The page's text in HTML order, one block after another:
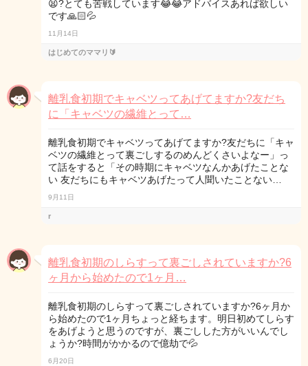
😫?とても苦戦しています😂😂アドバイスあれば欲しい
です🙏🏻💦
11月14日
はじめてのママリ🔰
離乳食初期でキャベツってあげてますか?友だち
に「キャベツの繊維とって…
離乳食初期でキャベツってあげてますか?友だちに「キャ
ベツの繊維とって裏ごしするのめんどくさいよなー」っ
て話をすると「その時期にキャベツなんかあげたことな
い 友だちにもキャベツあげたって人聞いたことない…
9月11日
r
離乳食初期のしらすって裏ごしされていますか?6
ヶ月から始めたので1ヶ月…
離乳食初期のしらすって裏ごしされていますか?6ヶ月か
ら始めたので1ヶ月ちょっと経ちます。明日初めてしらす
をあげようと思うのですが、裏ごしした方がいいんでし
ょうか?時間がかかるので億劫で💦
6月20日